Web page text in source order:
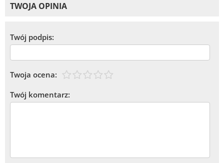
TWOJA OPINIA
Twój podpis:
Twoja ocena:
Twój komentarz: